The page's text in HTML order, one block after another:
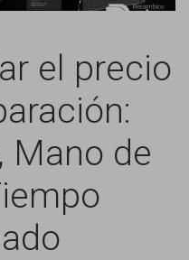
el precio
Mano de